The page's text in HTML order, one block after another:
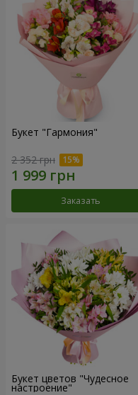
Букет "Гармония"
2 352 грн
Заказать
Букет цветов "Чудесное
настроение"